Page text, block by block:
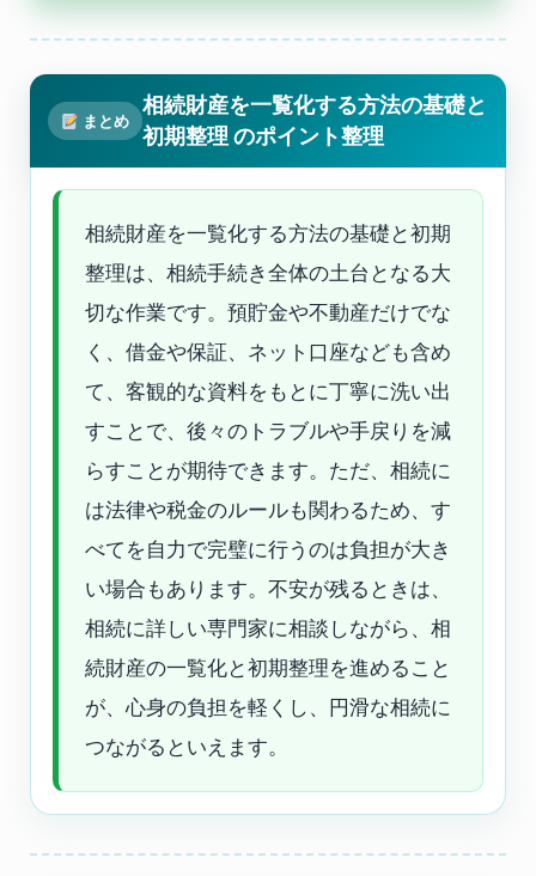
まとめ
相続財産を一覧化する方法の基礎と
初期整理 のポイント整理
相続財産を一覧化する方法の基礎と初期
整理は、相続手続き全体の土台となる大
切な作業です。預貯金や不動産だけでな
く、借金や保証、ネット口座なども含め
て、客観的な資料をもとに丁寧に洗い出
すことで、後々のトラブルや手戻りを減
らすことが期待できます。ただ、相続に
は法律や税金のルールも関わるため、す
べてを自力で完璧に行うのは負担が大き
い場合もあります。不安が残るときは、
相続に詳しい専門家に相談しながら、相
続財産の一覧化と初期整理を進めること
が、心身の負担を軽くし、円滑な相続に
つながるといえます。